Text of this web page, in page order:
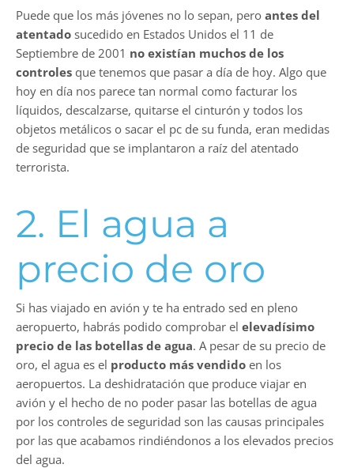
Puede que los más jóvenes no lo sepan, pero antes del
atentado sucedido en Estados Unidos el 11 de
Septiembre de 2001 no existían muchos de los
controles que tenemos que pasar a día de hoy. Algo que
hoy en día nos parece tan normal como facturar los
líquidos, descalzarse, quitarse el cinturón y todos los
objetos metálicos o sacar el pc de su funda, eran medidas
de seguridad que se implantaron a raíz del atentado
terrorista.
2. El agua a
precio de oro
Si has viajado en avión y te ha entrado sed en pleno
aeropuerto, habrás podido comprobar el elevadísimo
precio de las botellas de agua. A pesar de su precio de
oro, el agua es el producto más vendido en los
aeropuertos. La deshidratación que produce viajar en
avión y el hecho de no poder pasar las botellas de agua
por los controles de seguridad son las causas principales
por las que acabamos rindiéndonos a los elevados precios
del agua.